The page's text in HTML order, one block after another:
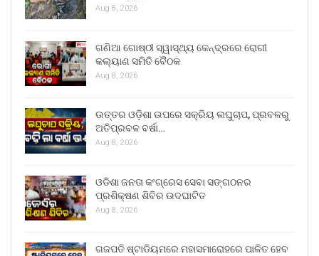
Aug 8, 2026
ଗଣିଆ ଗୋଷ୍ଠୀ ସ୍ୱାସ୍ଥ୍ୟ କେନ୍ଦ୍ରରେ ରୋଗୀ
କଲ୍ୟାଣ ସମିତି ବୈଠକ
Aug 8, 2026
ଉତ୍ତର ଓଡ଼ିଶା ଉପରେ ସକ୍ରିୟ ଲଘୁଚାପ, ପ୍ରବଳରୁ
ଅତିପ୍ରବଳ ବର୍ଷା…
Aug 8, 2026
ଓଡିଶା ଜନତା କଂଗ୍ରେସ ସେବା ସଙ୍ଗଠନର
ପ୍ରଶିକ୍ଷଣ ଶିବିର ଉଦଘାଟିତ
Aug 8, 2026
ଗଜପତି ଷ୍ଟାଡିୟମରେ ମହାସମାରୋହରେ ପାଳିତ ହେବ